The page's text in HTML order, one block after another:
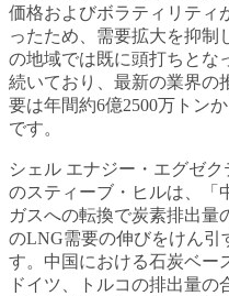
価格およびボラティリティ
ったため、需要拡大を抑制
の地域では既に頭打ちとな
続いており、最新の業界の
要は年間約6億2500万トン
です。
シェル エナジー・エグゼ
のスティーブ・ヒルは、「
ガスへの転換で炭素排出量
のLNG需要の伸びをけん引
す。中国における石炭ベー
ドイツ、トルコの排出量